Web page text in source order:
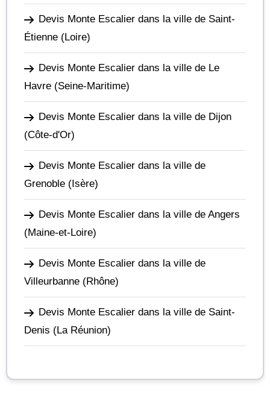
Devis Monte Escalier dans la ville de Saint-
Étienne (Loire)
Devis Monte Escalier dans la ville de Le
Havre (Seine-Maritime)
Devis Monte Escalier dans la ville de Dijon
(Côte-d'Or)
Devis Monte Escalier dans la ville de
Grenoble (Isère)
Devis Monte Escalier dans la ville de Angers
(Maine-et-Loire)
Devis Monte Escalier dans la ville de
Villeurbanne (Rhône)
Devis Monte Escalier dans la ville de Saint-
Denis (La Réunion)